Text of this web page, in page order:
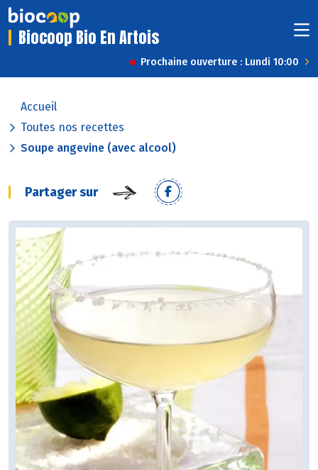
Biocoop Bio En Artois
Prochaine ouverture : Lundi 10:00
Accueil
Toutes nos recettes
Soupe angevine (avec alcool)
Partager sur